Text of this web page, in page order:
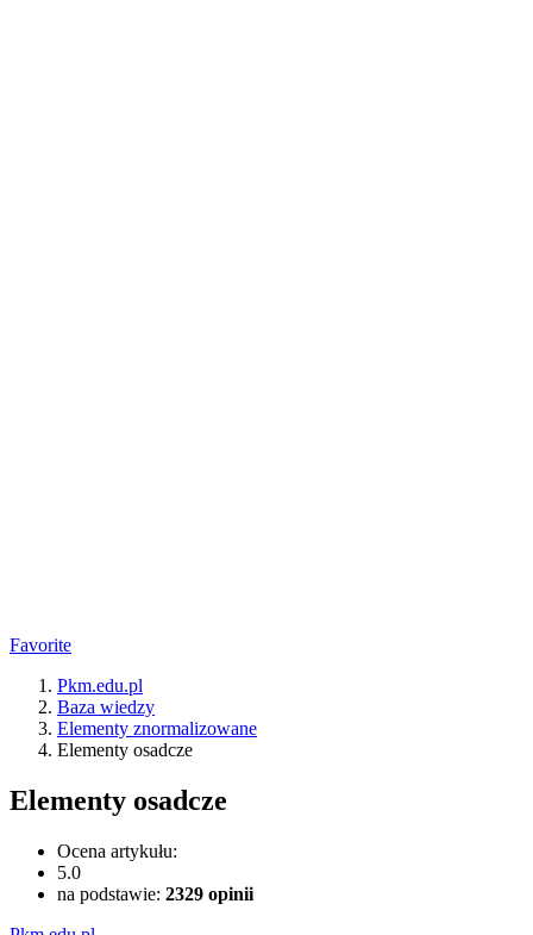
Favorite
Pkm.edu.pl
Baza wiedzy
Elementy znormalizowane
Elementy osadcze
Elementy osadcze
Ocena artykułu:
5.0
na podstawie: 2329 opinii